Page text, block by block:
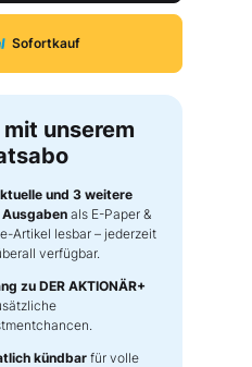
Sofortkauf
unserem
und 3 weitere
Ausgaben als E-Paper &
Artikel lesbar – jederzeit
verfügbar.
zu DER AKTIONÄR+
kündbar für volle